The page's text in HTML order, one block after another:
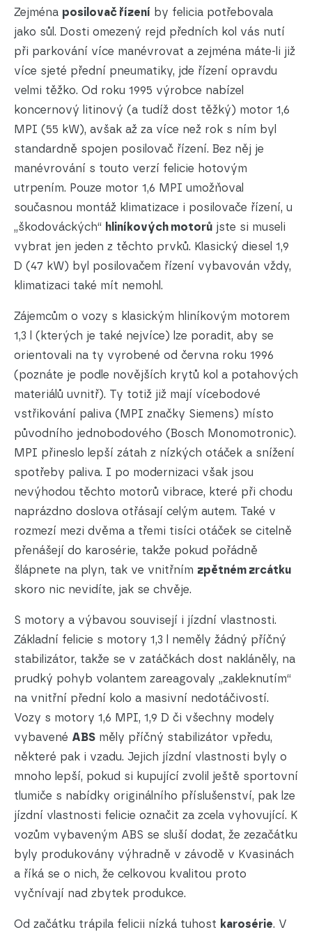
Zejména posilovač řízení by felicia potřebovala
jako sůl. Dosti omezený rejd předních kol vás nutí
při parkování více manévrovat a zejména máte-li již
více sjeté přední pneumatiky, jde řízení opravdu
velmi těžko. Od roku 1995 výrobce nabízel
koncernový litinový (a tudíž dost těžký) motor 1,6
MPI (55 kW), avšak až za více než rok s ním byl
standardně spojen posilovač řízení. Bez něj je
manévrování s touto verzí felicie hotovým
utrpením. Pouze motor 1,6 MPI umožňoval
současnou montáž klimatizace i posilovače řízení, u
„škodováckých“ hliníkových motorů jste si museli
vybrat jen jeden z těchto prvků. Klasický diesel 1,9
D (47 kW) byl posilovačem řízení vybavován vždy,
klimatizaci také mít nemohl.
Zájemcům o vozy s klasickým hliníkovým motorem
1,3 l (kterých je také nejvíce) lze poradit, aby se
orientovali na ty vyrobené od června roku 1996
(poznáte je podle novějších krytů kol a potahových
materiálů uvnitř). Ty totiž již mají vícebodové
vstřikování paliva (MPI značky Siemens) místo
původního jednobodového (Bosch Monomotronic).
MPI přineslo lepší zátah z nízkých otáček a snížení
spotřeby paliva. I po modernizaci však jsou
nevýhodou těchto motorů vibrace, které při chodu
naprázdno doslova otřásají celým autem. Také v
rozmezí mezi dvěma a třemi tisíci otáček se citelně
přenášejí do karosérie, takže pokud pořádně
šlápnete na plyn, tak ve vnitřním zpětném zrcátku
skoro nic nevidíte, jak se chvěje.
S motory a výbavou souvisejí i jízdní vlastnosti.
Základní felicie s motory 1,3 l neměly žádný příčný
stabilizátor, takže se v zatáčkách dost nakláněly, na
prudký pohyb volantem zareagovaly „zakleknutím“
na vnitřní přední kolo a masivní nedotáčivostí.
Vozy s motory 1,6 MPI, 1,9 D či všechny modely
vybavené ABS měly příčný stabilizátor vpředu,
některé pak i vzadu. Jejich jízdní vlastnosti byly o
mnoho lepší, pokud si kupující zvolil ještě sportovní
tlumiče s nabídky originálního příslušenství, pak lze
jízdní vlastnosti felicie označit za zcela vyhovující. K
vozům vybaveným ABS se sluší dodat, že zezačátku
byly produkovány výhradně v závodě v Kvasinách
a říká se o nich, že celkovou kvalitou proto
vyčnívají nad zbytek produkce.
Od začátku trápila felicii nízká tuhost karosérie. V